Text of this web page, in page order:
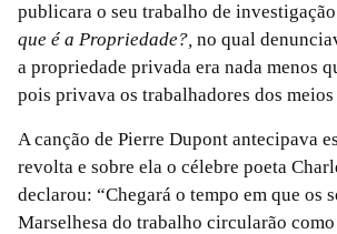
publicara o seu trabalho de
que é a Propriedade?, no qual
a propriedade privada era nada menos
pois privava os trabalhadores dos
A canção de Pierre Dupont antecipava
revolta e sobre ela o célebre poeta
declarou: “Chegará o tempo em que os
Marselhesa do trabalho circularão